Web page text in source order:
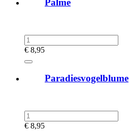
Palme
€ 8,95
Paradiesvogelblume
€ 8,95